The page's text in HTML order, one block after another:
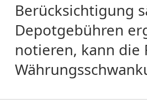
Berücksichtigung
Depotgebühren
notieren, kann die